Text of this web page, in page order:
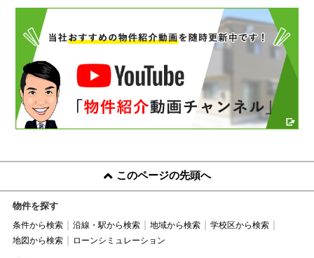
このページの先頭へ
物件を探す
条件から検索 沿線・駅から検索 地域から検索
学校区から検索
地図から検索
ローンシミュレーション